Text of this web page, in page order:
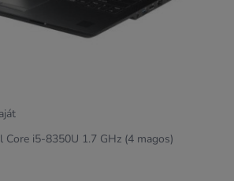
Core i5-8350U 1.7 GHz (4 magos)